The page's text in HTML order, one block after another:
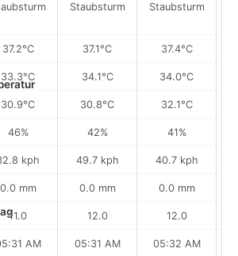
37.2°C
33.3°C
30.9°C
46%
kph
0.0 mm
11.0
AM
Staubsturm
37.1°C
34.1°C
30.8°C
42%
49.7 kph
0.0 mm
12.0
05:31 AM
Staubsturm
37.4°C
34.0°C
32.1°C
41%
40.7 kph
0.0 mm
12.0
05:32 AM